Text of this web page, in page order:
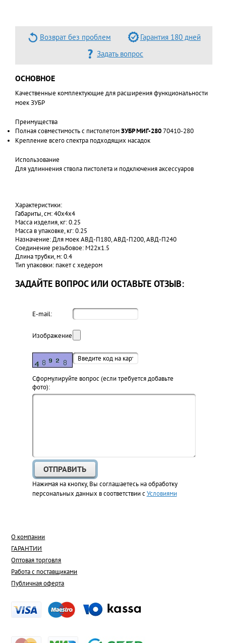
Возврат без проблем
Гарантия 180 дней
Задать вопрос
ОСНОВНОЕ
Качественные комплектующие для расширения функциональности
моек ЗУБР
Преимущества
Полная совместимость с пистолетомЗУБР МИГ-28070410-280
Крепление всего спектра подходящих насадок
Использование
Для удлиннения ствола пистолета и подключения аксессуаров
Характеристики:
Габариты, см: 40х4х4
Масса изделия, кг: 0.25
Масса в упаковке, кг: 0.25
Назначение: Для моек АВД-П180, АВД-П200, АВД-П240
Соединение резьбовое: М22х1.5
Длина трубки, м: 0.4
Тип упаковки: пакет с хедером
ЗАДАЙТЕ ВОПРОС ИЛИ ОСТАВЬТЕ ОТЗЫВ:
E-mail:
Изображение:
Cформулируйте вопрос (если требуется добавьте
фото):
Нажимая на кнопку, Вы соглашаетесь на обработку
персональных данных в соответствии сУсловиями
О компании
ГАРАНТИИ
Оптовая торговля
Работа с поставщиками
Публичная оферта